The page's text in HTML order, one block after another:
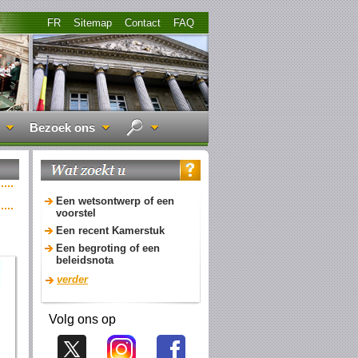
FAQ
Contact
Sitemap
FR
Bezoek ons
Een wetsontwerp of een
voorstel
Een recent Kamerstuk
Een begroting of een
beleidsnota
verder
Volg ons op